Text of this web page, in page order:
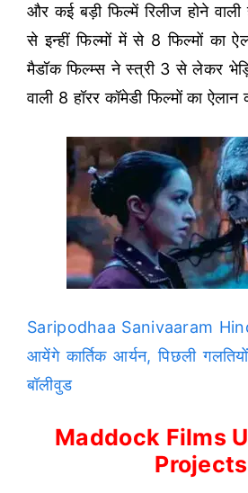
और कई बड़ी फिल्में रिलीज होने
से इन्हीं फिल्मों में से 8 फिल्मों का
मैडॉक फिल्म्स ने स्त्री 3 से लेकर
वाली 8 हॉरर कॉमेडी फिल्मों का ऐलान
Saripodhaa Sanivaaram
आयेंगे कार्तिक आर्यन, पिछली
बॉलीवुड
Maddock Films
Projects